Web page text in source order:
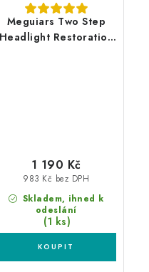
Meguiars Two Step
Headlight Restoration
Skladem, ihned k
odeslání
(1 ks)
983 Kč bez DPH
1 190 Kč